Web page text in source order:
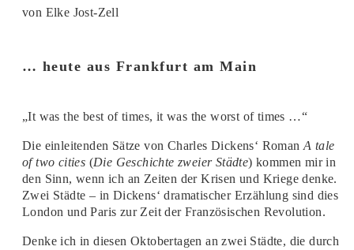
von Elke Jost-Zell
… heute aus Frankfurt am Main
„It was the best of times, it was the worst of times …“
Die einleitenden Sätze von Charles Dickens‘ Roman A tale
of two cities (Die Geschichte zweier Städte) kommen mir in
den Sinn, wenn ich an Zeiten der Krisen und Kriege denke.
Zwei Städte – in Dickens‘ dramatischer Erzählung sind dies
London und Paris zur Zeit der Französischen Revolution.
Denke ich in diesen Oktobertagen an zwei Städte, die durch